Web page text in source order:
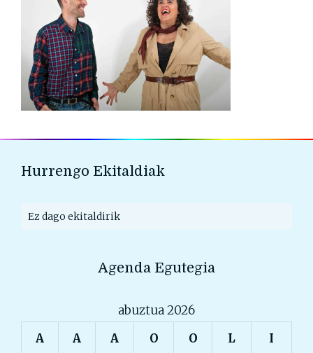
Hurrengo Ekitaldiak
Ez dago ekitaldirik
Agenda Egutegia
abuztua 2026
A
A A O O L I